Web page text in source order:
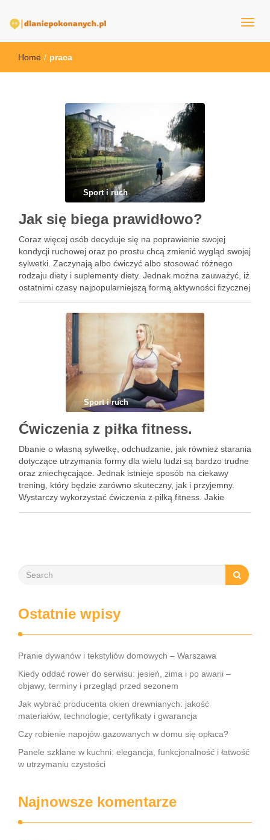
dlaNiepokonanych.pl
Home / praca
Sport i ruch
Jak się biega prawidłowo?
Coraz więcej osób decyduje się na poprawienie swojej
kondycji ruchowej oraz po prostu chcą zmienić wygląd swojej
sylwetki. Zaczynają albo ćwiczyć albo stosować różnego
rodzaju diety i suplementy diety. Jednak można zauważyć, iż
ostatnimi czasy najpopularniejszą formą aktywności fizycznej
Sport i ruch
Ćwiczenia z piłka fitness.
Dbanie o własną sylwetkę, odchudzanie, jak również starania
dotyczące utrzymania formy dla wielu ludzi są bardzo trudne
oraz zniechęcające. Jednak istnieje sposób na ciekawy
trening, który będzie zarówno skuteczny, jak i przyjemny.
Wystarczy wykorzystać ćwiczenia z piłką fitness. Jakie
Ostatnie wpisy
Pranie dywanów i tekstyliów domowych – Warszawa
Kiedy oddać rower do serwisu: jesień, zima i po awarii –
objawy, terminy i przegląd przed sezonem
Jak wybrać producenta okien drewnianych: jakość
materiałów, technologie, certyfikaty i gwarancja
Czy robienie napojów gazowanych w domu się opłaca?
Panele szklane w kuchni: elegancja, funkcjonalność i łatwość
w utrzymaniu czystości
Najnowsze komentarze